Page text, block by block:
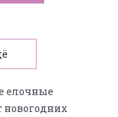
елочные